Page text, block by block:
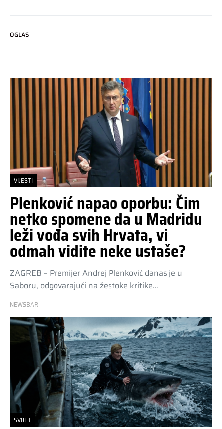
OGLAS
VIJESTI
Plenković napao oporbu: Čim
netko spomene da u Madridu
leži vođa svih Hrvata, vi
odmah vidite neke ustaše?
ZAGREB – Premijer Andrej Plenković danas je u
Saboru, odgovarajući na žestoke kritike…
NEWSBAR
SVIJET